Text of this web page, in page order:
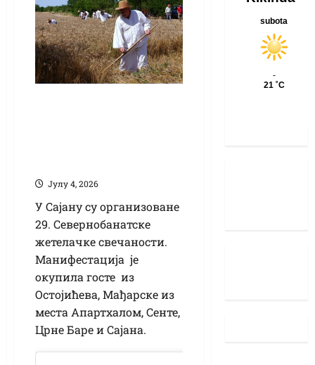
Јулy 4, 2026
У Сајану су организоване
29. Севернобанатске
жетелачке свечаности.
Манифестација је
окупила госте из
Остојићева, Мађарске из
места Апартхалом, Сенте,
Црне Баре и Сајана.